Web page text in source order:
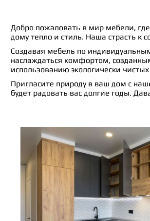
Добро пожаловать в мир мебели,
дому тепло и стиль. Наша страсть
Создавая мебель по
наслаждаться комфортом,
использованию экологически
Пригласите природу в ваш дом с
будет радовать вас долгие годы.